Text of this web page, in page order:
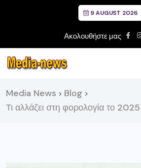
9 AUGUST 2026
Ακολουθήστε μας
Media News > Blog >
Τι αλλάζει στη φορολογία το 2025